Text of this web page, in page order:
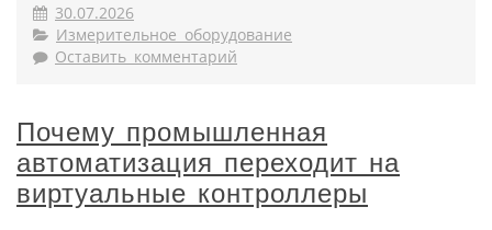
30.07.2026
Измерительное оборудование
Оставить комментарий
Почему промышленная
автоматизация переходит на
виртуальные контроллеры